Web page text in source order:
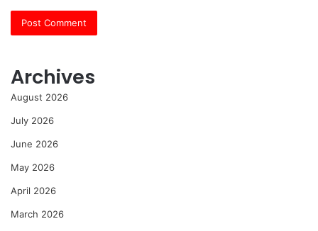
Archives
August 2026
July 2026
June 2026
May 2026
April 2026
March 2026